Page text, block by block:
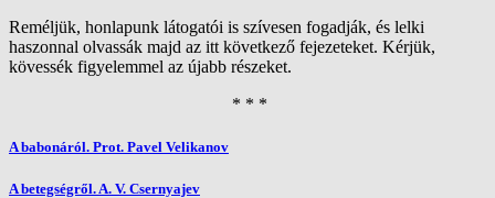
Reméljük, honlapunk látogatói is szívesen fogadják, és lelki
haszonnal olvassák majd az itt következő fejezeteket. Kérjük,
kövessék figyelemmel az újabb részeket.
* * *
A babonáról. Prot. Pavel Velikanov
A betegségről. A. V. Csernyajev